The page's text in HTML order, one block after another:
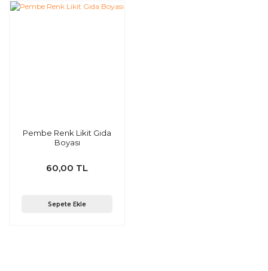
Pembe Renk Likit Gıda
Boyası
60,00 TL
Sepete Ekle